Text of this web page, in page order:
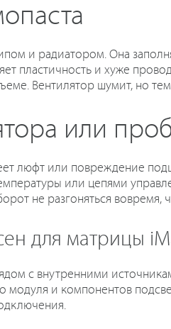
и радиатором. Она
пластичность и хуже
Вентилятор шумит, но
или
люфт или повреждение
или цепями
не разгоняться вовремя,
для матрицы
с внутренними
модуля и компонентов